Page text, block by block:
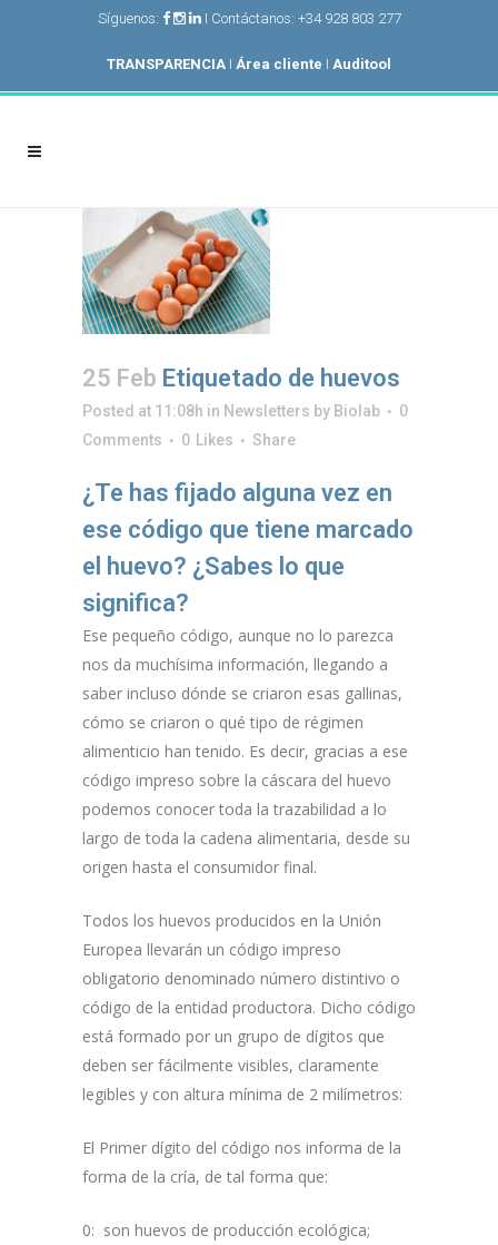
Síguenos: I Contáctanos: +34 928 803 277
TRANSPARENCIA I Área cliente I Auditool
25 Feb Etiquetado de huevos
Posted at 11:08h in Newsletters by Biolab
0
Comments
0 Likes Share
¿Te has fijado alguna vez en
ese código que tiene marcado
el huevo? ¿Sabes lo que
significa?
Ese pequeño código, aunque no lo parezca
nos da muchísima información, llegando a
saber incluso dónde se criaron esas gallinas,
cómo se criaron o qué tipo de régimen
alimenticio han tenido. Es decir, gracias a ese
código impreso sobre la cáscara del huevo
podemos conocer toda la trazabilidad a lo
largo de toda la cadena alimentaria, desde su
origen hasta el consumidor final.
Todos los huevos producidos en la Unión
Europea llevarán un código impreso
obligatorio denominado número distintivo o
código de la entidad productora. Dicho código
está formado por un grupo de dígitos que
deben ser fácilmente visibles, claramente
legibles y con altura mínima de 2 milímetros:
El Primer dígito del código nos informa de la
forma de la cría, de tal forma que:
0: son huevos de producción ecológica;